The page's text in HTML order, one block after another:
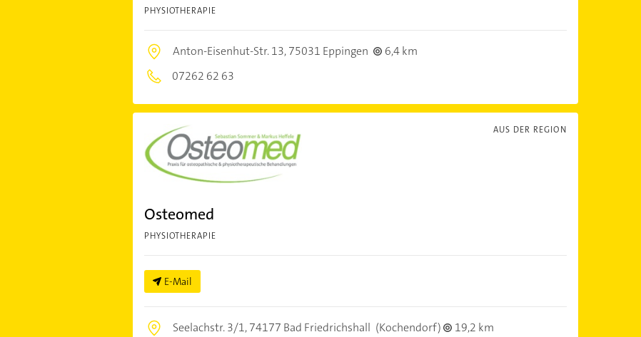
PHYSIOTHERAPIE
Anton-Eisenhut-Str. 13,75031 Eppingen
6,4 km
07262 62 63
AUS DER REGION
Osteomed
PHYSIOTHERAPIE
E-Mail
Seelachstr. 3/1,74177 Bad Friedrichshall (Kochendorf) 19,2 km